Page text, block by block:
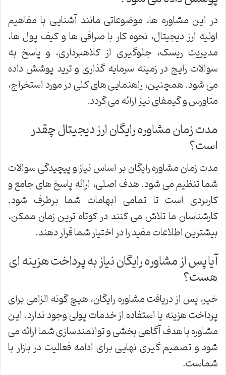
در این مشاوره ها، موضوعاتی مانند آشنایی با مفاهیم
اولیه ارز دیجیتال، نحوه کار با صرافی ها و کیف پول ها،
مدیریت ریسک، جلوگیری از کلاهبرداری، و پاسخ به
سوالات رایج در زمینه سرمایه گذاری و ترید پوشش داده
می شود. همچنین، راهنمایی های کلی در مورد استخراج،
متاورس و گیمفای نیز ارائه می گردد.
مدت زمان مشاوره رایگان ارز دیجیتال چقدر
است؟
مدت زمان مشاوره رایگان بر اساس نیاز و پیچیدگی سوالات
شما تنظیم می شود. هدف اصلی، ارائه پاسخ های جامع و
کاربردی است تا تمامی ابهامات شما برطرف شود.
کارشناسان ما تلاش می کنند در کوتاه ترین زمان ممکن،
بیشترین اطلاعات مفید را در اختیار شما قرار دهند.
آیا پس از مشاوره رایگان نیاز به پرداخت هزینه ای
هست؟
خیر، پس از دریافت مشاوره رایگان، هیچ گونه الزامی برای
پرداخت هزینه یا استفاده از خدمات پولی وجود ندارد. این
مشاوره با هدف آگاهی بخشی و توانمندسازی شما ارائه می
شود و تصمیم گیری نهایی برای ادامه فعالیت در بازار با
شماست.